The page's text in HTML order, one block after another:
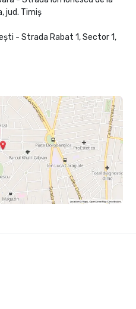
jud. Timiș
- Strada Rabat 1, Sector 1,